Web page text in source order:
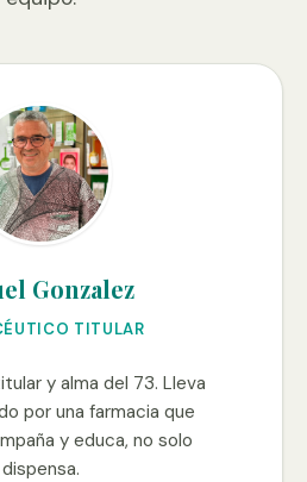
Gonzalez
TITULAR
y alma del 73. Lleva
por una farmacia que
y educa, no solo
dispensa.